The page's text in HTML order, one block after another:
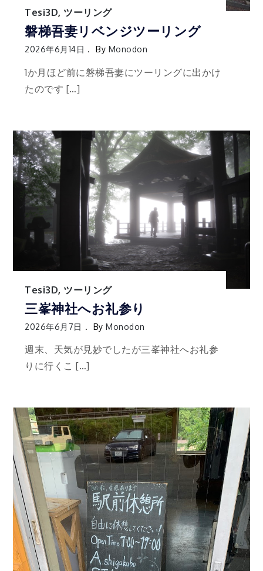
Tesi3D, ツーリング
磐梯吾妻リベンジツーリング
2026年6月14日 By Monodon
1か月ほど前に磐梯吾妻にツーリングに出かけ
たのです […]
Tesi3D, ツーリング
三峯神社へお礼参り
2026年6月7日 ByMonodon
週末、天気が見妙でしたが三峯神社へお礼参
りに行くこ […]